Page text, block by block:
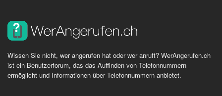
Wissen Sie nicht, wer angerufen hat oder wer anruft? WerAngerufen.ch
ist ein Benutzerforum, das das Auffinden von Telefonnummern
ermöglicht und Informationen über Telefonnummern anbietet.